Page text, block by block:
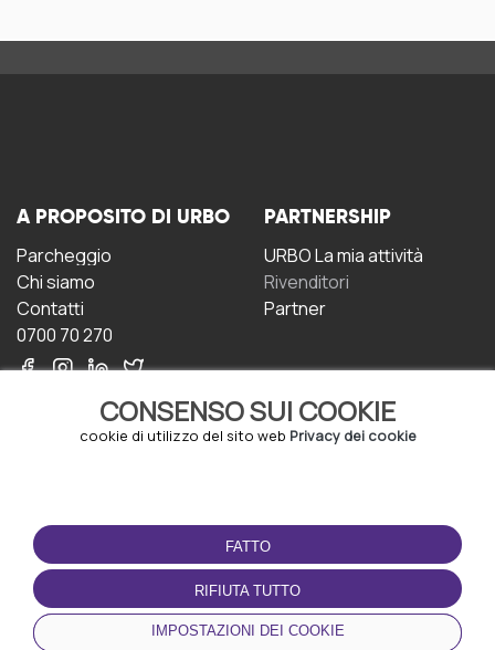
CONSENSO SUI COOKIE
cookie di utilizzo del sito web Privacy dei cookie
FATTO
RIFIUTA TUTTO
IMPOSTAZIONI DEI COOKIE
A PROPOSITO DI URBO
Parcheggio
Chi siamo
Contatti
0700 70 270
PARTNERSHIP
URBO La mia attività
Rivenditori
Partner
CONDIZIONI D'USO
Termini e Condizioni
Politica sulla riservatezza
Gestione dei Cookie
SCARICA L'APP